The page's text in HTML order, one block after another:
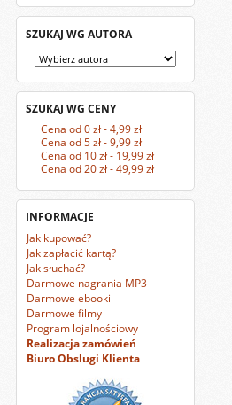
SZUKAJ WG AUTORA
SZUKAJ WG CENY
Cena od 0 zł - 4,99 zł
Cena od 5 zł - 9,99 zł
Cena od 10 zł - 19,99 zł
Cena od 20 zł - 49,99 zł
INFORMACJE
Jak kupować?
Jak zapłacić kartą?
Jak słuchać?
Darmowe nagrania MP3
Darmowe ebooki
Darmowe filmy
Program lojalnościowy
Realizacja zamówień
Biuro Obslugi Klienta